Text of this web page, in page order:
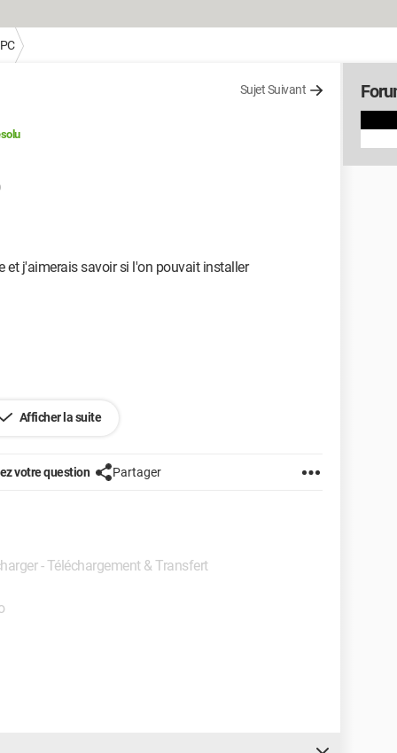
Sujet Suivant
et j'aimerais savoir si l'on pouvait installer
Afficher la suite
votre question Partager
- Téléchargement & Transfert